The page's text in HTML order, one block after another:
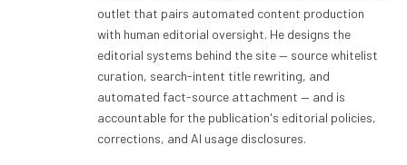
outlet that pairs automated content production
with human editorial oversight. He designs the
editorial systems behind the site — source whitelist
curation, search-intent title rewriting, and
automated fact-source attachment — and is
accountable for the publication's editorial policies,
corrections, and AI usage disclosures.